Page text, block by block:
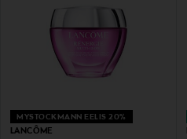
MYSTOCKMANN EELIS 20%
LANCÔME